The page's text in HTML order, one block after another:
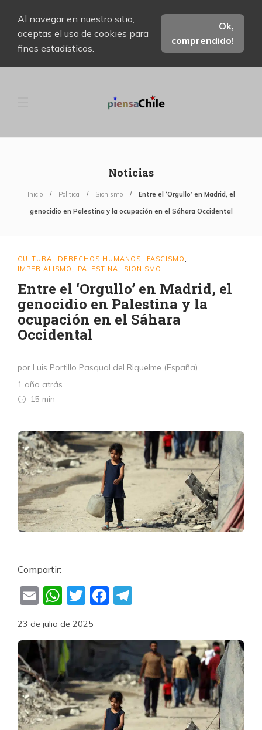
Al navegar en nuestro sitio,
aceptas el uso de cookies para
fines estadísticos.
Ok,
comprendido!
Noticias
Inicio Politica Sionismo Entre el ‘Orgullo’ en Madrid, el
genocidio en Palestina y la ocupación en el Sáhara Occidental
CULTURA DERECHOS HUMANOS FASCISMO
IMPERIALISMO PALESTINA SIONISMO
Entre el ‘Orgullo’ en Madrid, el
genocidio en Palestina y la
ocupación en el Sáhara
Occidental
por Luis Portillo Pasqual del Riquelme (España)
1 año atrás
15 min
Compartir:
EmailWhatsApp
TwitterFacebook
23 de julio de 2025